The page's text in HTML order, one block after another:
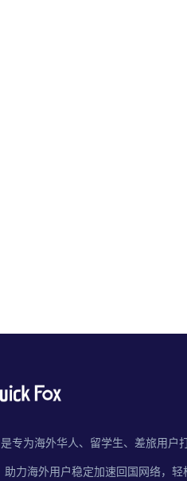
专为海外华人、留学生、差旅用户
助力海外用户稳定加速回国网络，轻